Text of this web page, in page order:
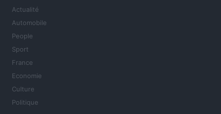
Actualité
Automobile
People
Sport
France
Economie
Culture
Politique